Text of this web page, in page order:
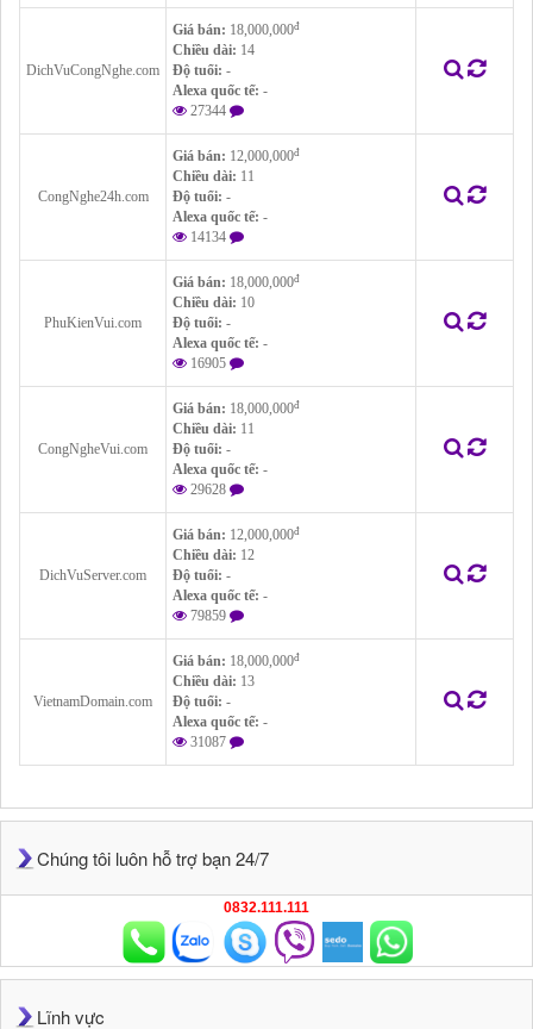
DichVuCongNghe.com
Giá bán: 18,000,000đ
Chiều dài: 14
Độ tuổi: -
Alexa quốc tế: -
27344
CongNghe24h.com
Giá bán: 12,000,000đ
Chiều dài: 11
Độ tuổi: -
Alexa quốc tế: -
14134
PhuKienVui.com
Giá bán: 18,000,000đ
Chiều dài: 10
Độ tuổi: -
Alexa quốc tế: -
16905
CongNgheVui.com
Giá bán: 18,000,000đ
Chiều dài: 11
Độ tuổi: -
Alexa quốc tế: -
29628
DichVuServer.com
Giá bán: 12,000,000đ
Chiều dài: 12
Độ tuổi: -
Alexa quốc tế: -
79859
VietnamDomain.com
Giá bán: 18,000,000đ
Chiều dài: 13
Độ tuổi: -
Alexa quốc tế: -
31087
Chúng tôi luôn hỗ trợ bạn 24/7
0832.111.111
Lĩnh vực